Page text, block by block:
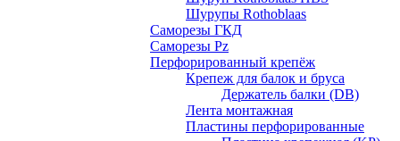
Шурупы Rothoblaas
Саморeзы ГКД
Саморезы Pz
Перфорированный крепёж
Крепеж для балок и бруса
Держатель балки (DB)
Лента монтажнaя
Пластины перфорированные